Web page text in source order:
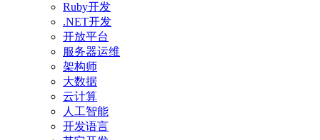
Ruby开发
.NET开发
开放平台
服务器运维
架构师
大数据
云计算
人工智能
开发语言